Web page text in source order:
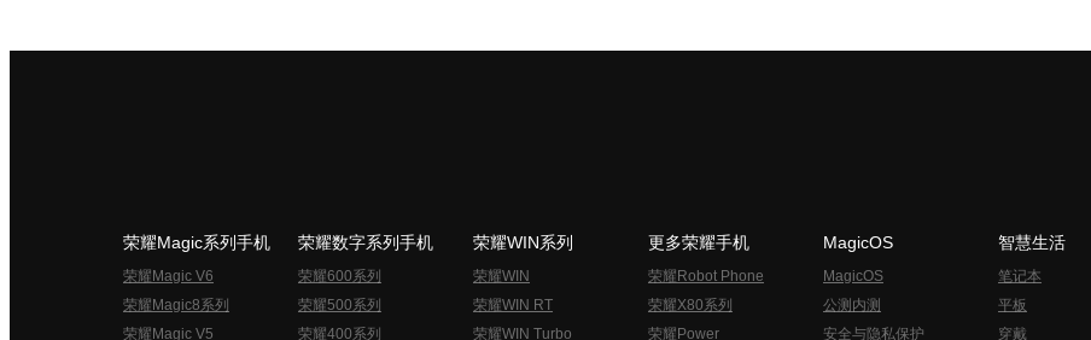
荣耀Magic系列手机
荣耀Magic V6
荣耀Magic8系列
荣耀Magic V5
荣耀数字系列手机
荣耀600系列
荣耀500系列
荣耀400系列
荣耀WIN系列
荣耀WIN
荣耀WIN RT
荣耀WIN Turbo
更多荣耀手机
荣耀Robot Phone
荣耀X80系列
荣耀Power
MagicOS
MagicOS
公测内测
安全与隐私保护
智慧生活
笔记本
平板
穿戴